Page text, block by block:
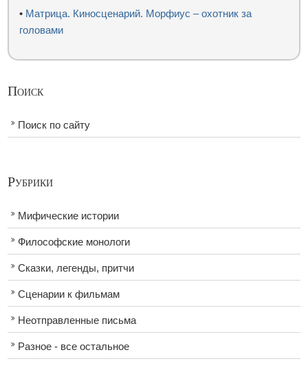
• Матрица. Киносценарий. Морфиус – охотник за
головами
Поиск
Поиск по сайту
Рубрики
Мифические истории
Философские монологи
Сказки, легенды, притчи
Сценарии к фильмам
Неотправленные письма
Разное - все остальное